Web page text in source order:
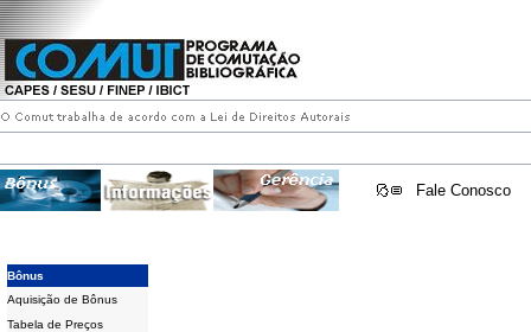
Fale Conosco
Bônus
Aquisição de Bônus
Tabela de Preços